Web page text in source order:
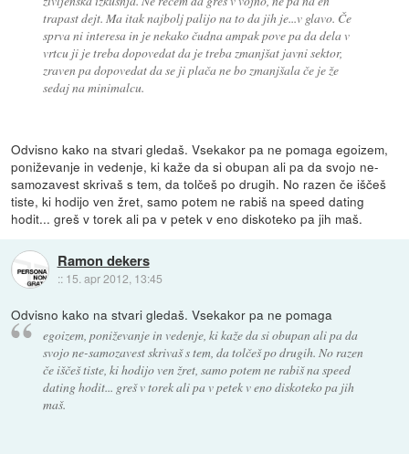
trapast dejt. Ma itak najbolj palijo na to da jih je...v glavo. Če
sprva ni interesa in je nekako čudna ampak pove pa da dela v
vrtcu ji je treba dopovedat da je treba zmanjšat javni sektor,
zraven pa dopovedat da se ji plača ne bo zmanjšala če je že
sedaj na minimalcu.
Odvisno kako na stvari gledaš. Vsekakor pa ne pomaga egoizem,
poniževanje in vedenje, ki kaže da si obupan ali pa da svojo ne-
samozavest skrivaš s tem, da tolčeš po drugih. No razen če iščeš
tiste, ki hodijo ven žret, samo potem ne rabiš na speed dating
hodit... greš v torek ali pa v petek v eno diskoteko pa jih maš.
Ramon dekers
:: 15. apr 2012, 13:45
Odvisno kako na stvari gledaš. Vsekakor pa ne pomaga
egoizem, poniževanje in vedenje, ki kaže da si obupan ali pa da
svojo ne-samozavest skrivaš s tem, da tolčeš po drugih. No razen
če iščeš tiste, ki hodijo ven žret, samo potem ne rabiš na speed
dating hodit... greš v torek ali pa v petek v eno diskoteko pa jih
maš.